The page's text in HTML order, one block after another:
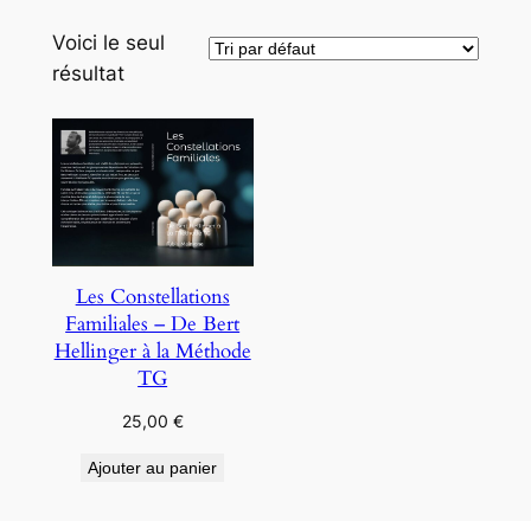
Voici le seul
résultat
Les Constellations
Familiales – De Bert
Hellinger à la Méthode
TG
25,00 €
Ajouter au panier